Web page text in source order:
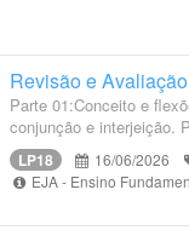
Revisão e
Parte 01:Conceito e
conjunção e interjeição.
LP18 16/06/2026
EJA - Ensino